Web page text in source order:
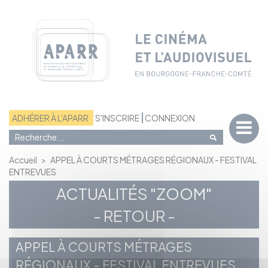
ADHÉRER À L'APARR S'INSCRIRE CONNEXION
Accueil > APPEL À COURTS MÉTRAGES RÉGIONAUX - FESTIVAL
ENTREVUES
ACTUALITÉS "ZOOM"
- RETOUR -
APPEL À COURTS MÉTRAGES